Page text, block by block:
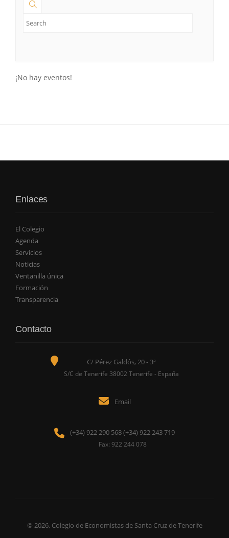
¡No hay eventos!
Enlaces
El Colegio
Agenda
Servicios
Noticias
Ventanilla única
Formación
Transparencia
Contacto
C/ Pérez Galdós, 20 - 3ª
S/C de Tenerife 38002 Tenerife - España
Email
(+34) 922 290 568 (+34) 922 243 719
Fax: 922 244 078
© 2026, Colegio de Economistas de Santa Cruz de Tenerife